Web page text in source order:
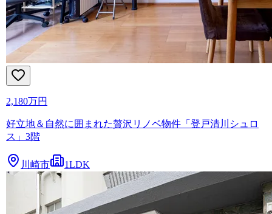
2,180万円
好立地＆自然に囲まれた贅沢リノベ物件「登戸清川シュロ
ス」3階
川崎市 1LDK